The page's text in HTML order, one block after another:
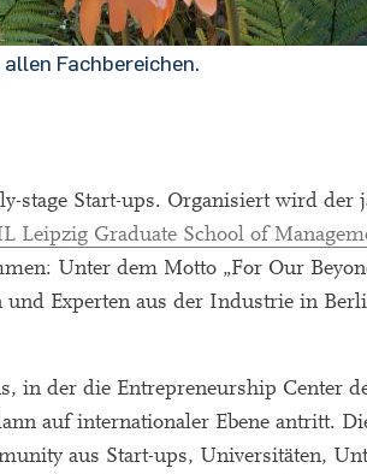
Fachbereichen.
stage Start-ups. Organisiert wird der
Leipzig Graduate School of
Unter dem Motto „For Our
und Experten aus der Industrie in
in der die Entrepreneurship Center
auf internationaler Ebene antritt.
aus Start-ups, Universitäten,